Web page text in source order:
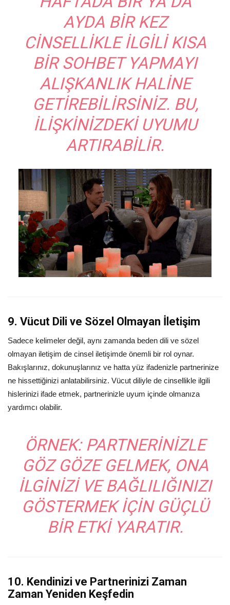
AYDA BIR KEZ
CINSELLIKLE ILGILI KISA
BIR SOHBET YAPMAYI
ALIŞKANLIK HALINE
GETIREBILIRSINIZ. BU,
ILIŞKINIZDEKI UYUMU
ARTIRABILIR.
9. Vücut Dili ve Sözel Olmayan İletişim
Sadece kelimeler değil, aynı zamanda beden dili ve sözel
olmayan iletişim de cinsel iletişimde önemli bir rol oynar.
Bakışlarınız, dokunuşlarınız ve hatta yüz ifadenizle partnerinize
ne hissettiğinizi anlatabilirsiniz. Vücut diliyle de cinsellikle ilgili
hislerinizi ifade etmek, partnerinizle uyum içinde olmanıza
yardımcı olabilir.
ÖRNEK:PARTNERINIZLE
GÖZ GÖZE GELMEK, ONA
ILGINIZI VE BAĞLILIĞINIZI
GÖSTERMEK IÇIN GÜÇLÜ
BIR ETKI YARATIR.
10. Kendinizi ve Partnerinizi Zaman
Zaman Yeniden Keşfedin